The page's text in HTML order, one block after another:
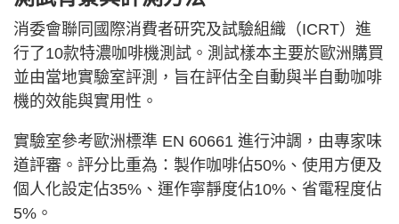
消委會聯同國際消費者研究及試驗組織（ICRT）進
行了10款特濃咖啡機測試。測試樣本主要於歐洲購買
並由當地實驗室評測，旨在評估全自動與半自動咖啡
機的效能與實用性。
實驗室參考歐洲標準 EN 60661 進行沖調，由專家味
道評審。評分比重為：製作咖啡佔50%、使用方便及
個人化設定佔35%、運作寧靜度佔10%、省電程度佔
5%。